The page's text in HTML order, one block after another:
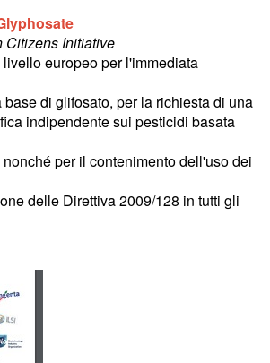
Citizens Initiative
europeo per l'immediata
di glifosato, per la richiesta di una
indipendente sui pesticidi basata
per il contenimento dell'uso dei
delle Direttiva 2009/128 in tutti gli